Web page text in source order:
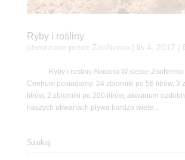
Ryby i rośliny
utworzone przez ZooNemo lis 4, 2017 |
Ryby i rośliny Akwaria W slepie ZooNemo
Centrum posiadamy: 24 zbiorniki po 56 litrów, 3
litrów, 2 zbiorniki po 200 litrów, akwarium
naszych akwariach pływa bardzo wiele...
Szukaj